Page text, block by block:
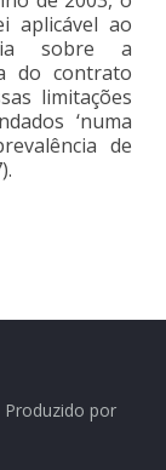
aplicável ao
sobre a
do contrato
limitações
‘numa
de
por